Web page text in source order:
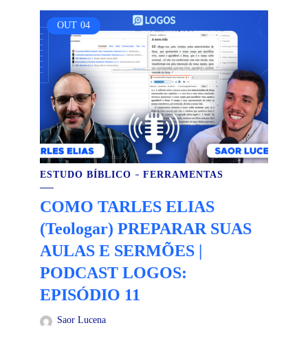
OUT 04
ESTUDO BÍBLICO FERRAMENTAS
COMO TARLES ELIAS
(Teologar) PREPARAR SUAS
AULAS E SERMÕES |
PODCAST LOGOS:
EPISÓDIO 11
Saor Lucena